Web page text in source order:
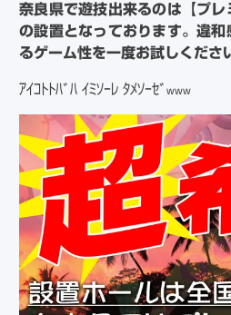
奈良県で遊技出来るのは【プ
の設置となっております。違
るゲーム性を一度お試しくださ
ｱｲｺﾄﾄﾊﾞﾊ ｲﾐｿｰﾚ ﾀﾒｿｰｾﾞ www